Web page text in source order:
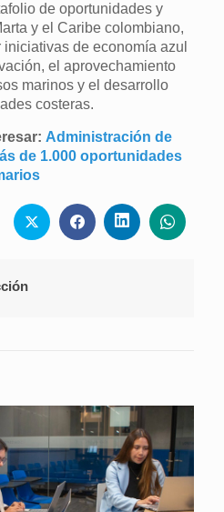
de oportunidades y
y el Caribe colombiano,
de economía azul
el aprovechamiento
marinos y el desarrollo
costeras.
Administración de
de 1.000 oportunidades